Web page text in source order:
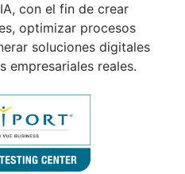
con el fin de crear
optimizar procesos
soluciones digitales
empresariales reales.